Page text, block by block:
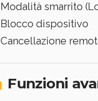
Modalità smarrito
Blocco dispositivo
Cancellazione
Funzioni